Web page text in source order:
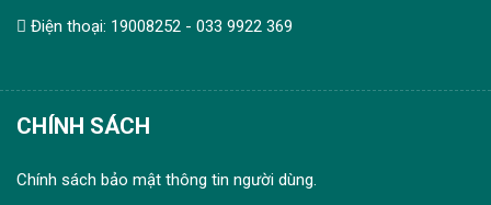
Điện thoại: 19008252 - 033 9922 369
CHÍNH SÁCH
Chính sách bảo mật thông tin người dùng.